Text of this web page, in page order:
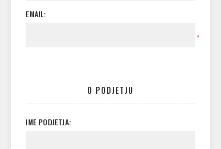
EMAIL:
*
O PODJETJU
IME PODJETJA: